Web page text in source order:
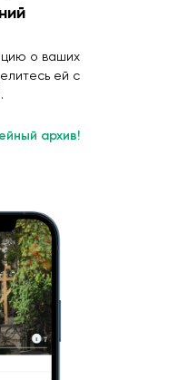
о ваших
ей с
архив!